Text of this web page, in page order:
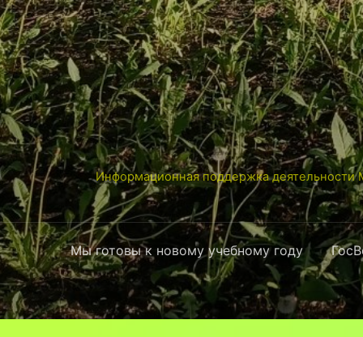
Информационная поддержка деятельности
Мы готовы к новому учебному году